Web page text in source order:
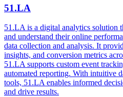
51.LA
51.LA is a digital analytics solution
and understand their online
data collection and analysis. It
insights, and conversion metrics
51.LA supports custom event
automated reporting. With intuitive
tools, 51.LA enables informed
and drive results.